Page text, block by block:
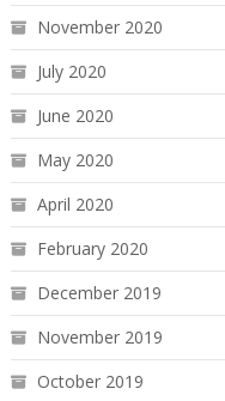
November 2020
July 2020
June 2020
May 2020
April 2020
February 2020
December 2019
November 2019
October 2019